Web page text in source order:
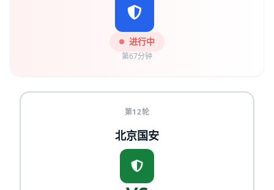
进行中
第67分钟
第12轮
北京国安